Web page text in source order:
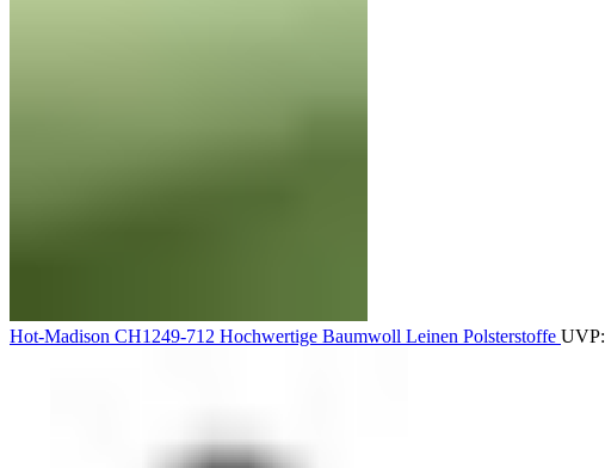
Hot-Madison CH1249-712 Hochwertige Baumwoll Leinen Polsterstoffe UVP: